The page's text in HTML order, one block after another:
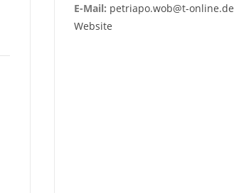
E-Mail: petriapo.wob@t-online.de
Website